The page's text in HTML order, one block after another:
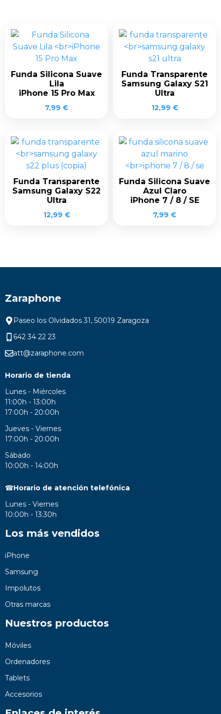
Funda Silicona Suave
Lila
iPhone 15 Pro Max
7,99 €
Funda Transparente
Samsung Galaxy S21
Ultra
12,99 €
Funda Transparente
Samsung Galaxy S22
Ultra
12,99 €
Funda Silicona Suave
Azul Claro
iPhone 7 / 8 / SE
7,99 €
Zaraphone
Paseo los Olvidados 31, 50019 Zaragoza
642 34 22 23
att@zaraphone.com
Horario de tienda
Lunes - Miércoles
11:00h - 13:00h
17:00h - 20:00h
Jueves - Viernes
17:00h - 20:00h
Sábado
10:00h - 14:00h
☎Horario de atención telefónica
Lunes - Viernes
10:00h - 13:30h
Los más vendidos
iPhone
Samsung
Impolutos
Otras marcas
Nuestros productos
Móviles
Ordenadores
Tablets
Accesorios